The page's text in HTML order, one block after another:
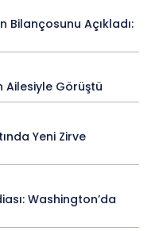
Bilançosunu Açıkladı:
Ailesiyle Görüştü
Yeni Zirve
Washington’da